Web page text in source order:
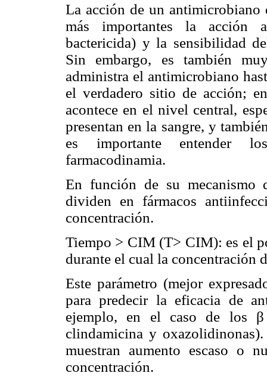
La acción de un antimicrobiano
más importantes la acción
bactericida) y la sensibilidad
Sin embargo, es también
administra el antimicrobiano
el verdadero sitio de acción;
acontece en el nivel central,
presentan en la sangre, y
es importante entender
farmacodinamia.
En función de su mecanismo
dividen en fármacos
concentración.
Tiempo > CIM (T> CIM): es el
durante el cual la concentración
Este parámetro (mejor
para predecir la eficacia de
ejemplo, en el caso de los β
clindamicina y
muestran aumento escaso o
concentración.